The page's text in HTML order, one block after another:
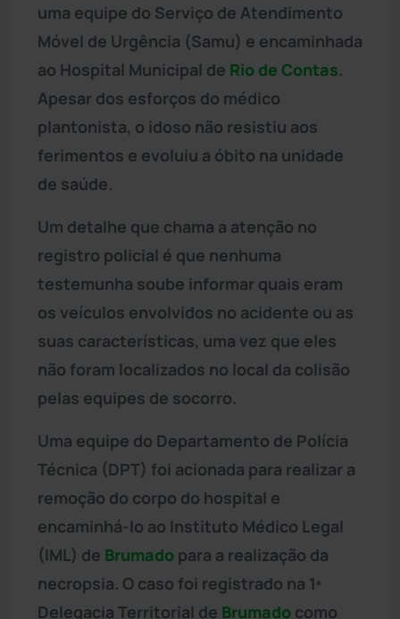
uma equipe do Serviço de Atendimento
Móvel de Urgência (Samu) e encaminhada
ao Hospital Municipal de Rio de Contas.
Apesar dos esforços do médico
plantonista, o idoso não resistiu aos
ferimentos e evoluiu a óbito na unidade
de saúde.
Um detalhe que chama a atenção no
registro policial é que nenhuma
testemunha soube informar quais eram
os veículos envolvidos no acidente ou as
suas características, uma vez que eles
não foram localizados no local da colisão
pelas equipes de socorro.
Uma equipe do Departamento de Polícia
Técnica (DPT) foi acionada para realizar a
remoção do corpo do hospital e
encaminhá-lo ao Instituto Médico Legal
(IML) de Brumado para a realização da
necropsia. O caso foi registrado na 1ª
Delegacia Territorial de Brumado como